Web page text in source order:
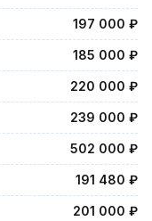
197 000 ₽
185 000 ₽
220 000 ₽
239 000 ₽
502 000 ₽
191 480 ₽
201 000 ₽